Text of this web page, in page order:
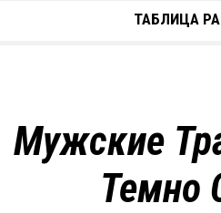
ТАБЛИЦА
Мужские
Темно